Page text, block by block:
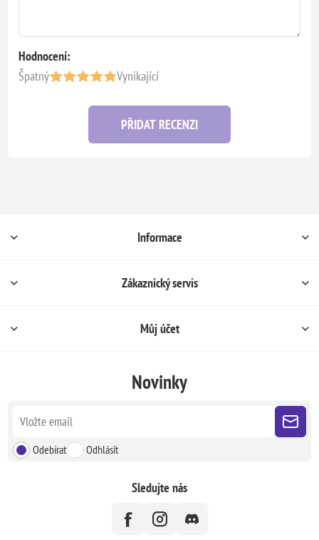
Hodnocení:
Špatný
Vynikající
PŘIDAT RECENZI
Informace
Zákaznický servis
Můj účet
Novinky
Odebírat Odhlásit
Sledujte nás